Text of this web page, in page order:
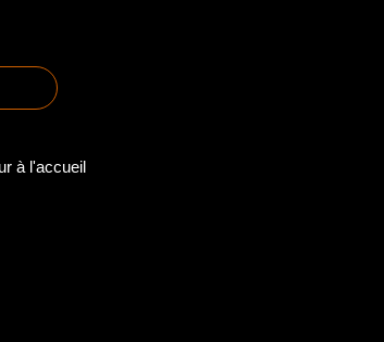
à l'accueil